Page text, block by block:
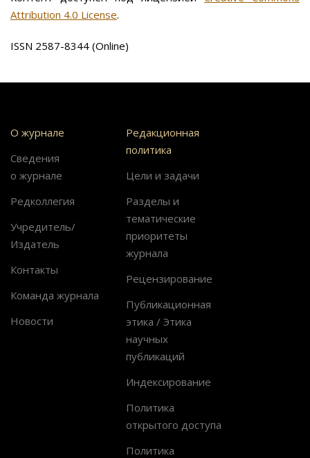
Attribution 4.0 License.
ISSN 2587-8344 (Online)
О журнале
Сведения
о журнале
Редколлегия
Учредитель/
Издатель
Контакты
Команда журнала
Новости
Редакционная
политика
Цели и задачи
Разделы и
тематические
приоритеты
журнала
Рецензирование
Публикационная
этика / Этика
научных
публикаций
Индексирование
Политика
открытого доступа
Политика